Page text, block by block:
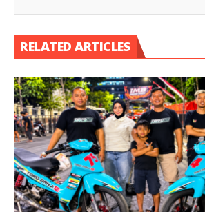
RELATED ARTICLES